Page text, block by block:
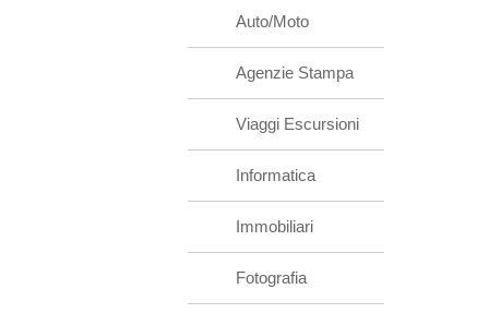
Auto/Moto
Agenzie Stampa
Viaggi Escursioni
Informatica
Immobiliari
Fotografia